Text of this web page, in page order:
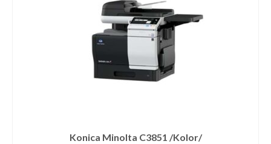
Konica Minolta C3851 /Kolor/